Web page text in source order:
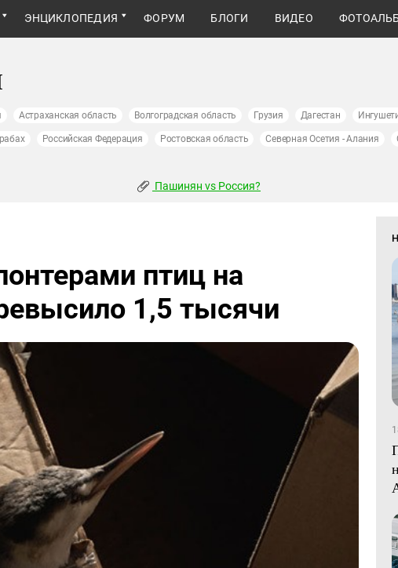
ЭНЦИКЛОПЕДИЯ ФОРУМ БЛОГИ ВИДЕО
Астраханская область Волгоградская область Грузия Дагестан
Российская Федерация Ростовская область Северная Осетия - Алания
Пашинян vs Россия?
птиц на
1,5 тысячи